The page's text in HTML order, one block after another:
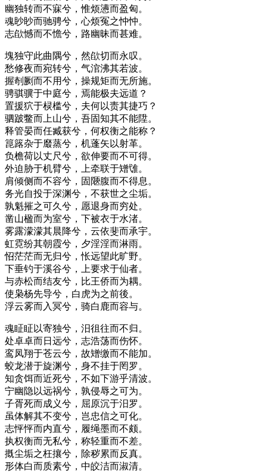
幽独转而不寐兮，惟烦懑而盈匈。
魂眇眇而驰骋兮，心烦冤之忡忡。
志欿憾而不憺兮，路幽昧而甚难。
塊独守此曲隅兮，然欿切而永叹。
愁修夜而宛转兮，气涫沸其若波。
握剞劂而不用兮，操规矩而无所施。
骋骐骥于中庭兮，焉能极夫远道？
置援狖于棂槛兮，夫何以责其捷巧？
驷跛鳖而上山兮，吾固知其不能陞。
释管晏而任臧获兮，何权衡之能称？
箟簬杂于黀蒸兮，机蓬矢以射革。
负檐荷以丈尺兮，欲伸要而不可得。
外迫胁于机臂兮，上牵联于矰隿。
肩倾侧而不容兮，固陿腹而不得息。
务光自投于深渊兮，不获世之尘垢。
孰魁摧之可久兮，愿退身而穷处。
凿山楹而为室兮，下被衣于水渚。
雾露濛濛其晨降兮，云依斐而承宇。
虹霓纷其朝霞兮，夕淫淫而淋雨。
怊茫茫而无归兮，怅远望此旷野。
下垂钓于溪谷兮，上要求于仙者。
与赤松而结友兮，比王侨而为耦。
使枭杨先导兮，白虎为之前後。
浮云雾而入冥兮，骑白鹿而容与。
魂眐眐以寄独兮，汨徂往而不归。
处卓卓而日远兮，志浩荡而伤怀。
鸾凤翔于苍云兮，故矰缴而不能加。
蛟龙潜于旋渊兮，身不挂于罔罗。
知贪饵而近死兮，不如下游乎清波。
宁幽隐以远祸兮，孰侵辱之可为。
子胥死而成义兮，屈原沉于汨罗。
虽体解其不变兮，岂忠信之可化。
志怦怦而内直兮，履绳墨而不颇。
执权衡而无私兮，称轻重而不差。
摡尘垢之枉攘兮，除秽累而反真。
形体白而质素兮，中皎洁而淑清。